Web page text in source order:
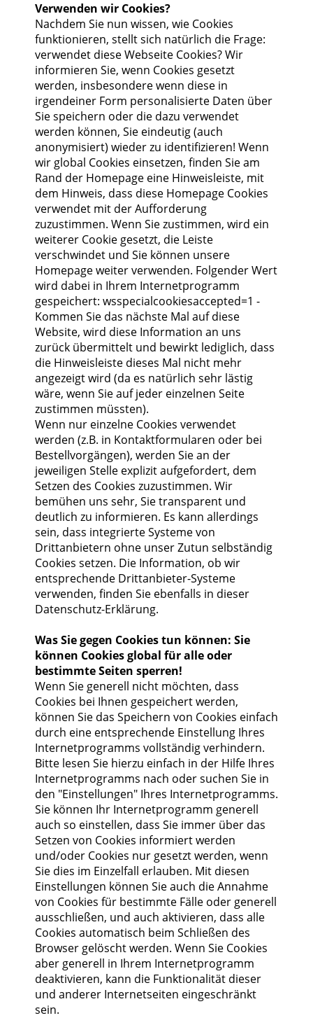
Verwenden wir Cookies?
Nachdem Sie nun wissen, wie Cookies
funktionieren, stellt sich natürlich die Frage:
verwendet diese Webseite Cookies? Wir
informieren Sie, wenn Cookies gesetzt
werden, insbesondere wenn diese in
irgendeiner Form personalisierte Daten über
Sie speichern oder die dazu verwendet
werden können, Sie eindeutig (auch
anonymisiert) wieder zu identifizieren! Wenn
wir global Cookies einsetzen, finden Sie am
Rand der Homepage eine Hinweisleiste, mit
dem Hinweis, dass diese Homepage Cookies
verwendet mit der Aufforderung
zuzustimmen. Wenn Sie zustimmen, wird ein
weiterer Cookie gesetzt, die Leiste
verschwindet und Sie können unsere
Homepage weiter verwenden. Folgender Wert
wird dabei in Ihrem Internetprogramm
gespeichert: wsspecialcookiesaccepted=1 -
Kommen Sie das nächste Mal auf diese
Website, wird diese Information an uns
zurück übermittelt und bewirkt lediglich, dass
die Hinweisleiste dieses Mal nicht mehr
angezeigt wird (da es natürlich sehr lästig
wäre, wenn Sie auf jeder einzelnen Seite
zustimmen müssten).
Wenn nur einzelne Cookies verwendet
werden (z.B. in Kontaktformularen oder bei
Bestellvorgängen), werden Sie an der
jeweiligen Stelle explizit aufgefordert, dem
Setzen des Cookies zuzustimmen. Wir
bemühen uns sehr, Sie transparent und
deutlich zu informieren. Es kann allerdings
sein, dass integrierte Systeme von
Drittanbietern ohne unser Zutun selbständig
Cookies setzen. Die Information, ob wir
entsprechende Drittanbieter-Systeme
verwenden, finden Sie ebenfalls in dieser
Datenschutz-Erklärung.
Was Sie gegen Cookies tun können: Sie
können Cookies global für alle oder
bestimmte Seiten sperren!
Wenn Sie generell nicht möchten, dass
Cookies bei Ihnen gespeichert werden,
können Sie das Speichern von Cookies einfach
durch eine entsprechende Einstellung Ihres
Internetprogramms vollständig verhindern.
Bitte lesen Sie hierzu einfach in der Hilfe Ihres
Internetprogramms nach oder suchen Sie in
den "Einstellungen" Ihres Internetprogramms.
Sie können Ihr Internetprogramm generell
auch so einstellen, dass Sie immer über das
Setzen von Cookies informiert werden
und/oder Cookies nur gesetzt werden, wenn
Sie dies im Einzelfall erlauben. Mit diesen
Einstellungen können Sie auch die Annahme
von Cookies für bestimmte Fälle oder generell
ausschließen, und auch aktivieren, dass alle
Cookies automatisch beim Schließen des
Browser gelöscht werden. Wenn Sie Cookies
aber generell in Ihrem Internetprogramm
deaktivieren, kann die Funktionalität dieser
und anderer Internetseiten eingeschränkt
sein.